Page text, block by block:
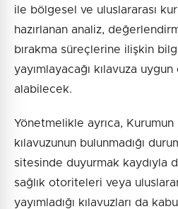
ile bölgesel ve uluslararası
hazırlanan analiz,
bırakma süreçlerine ilişkin
yayımlayacağı kılavuza
alabilecek.
Yönetmelikle ayrıca,
kılavuzunun bulunmadığı
sitesinde duyurmak kaydıyla
sağlık otoriteleri veya
yayımladığı kılavuzları da